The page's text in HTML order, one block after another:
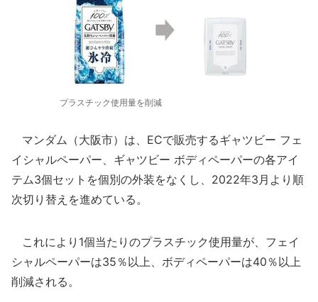
プラスチック使用量を削減
マンダム（大阪市）は、ECで販売するギャツビー フェ
イシャルペーパー、ギャツビー ボディペーパーの各アイ
テム3個セットを個別の外装をなくし、2022年3月より順
次切り替えを進めている。
これにより1個当たりのプラスチック使用量が、フェイ
シャルペーパーは35％以上、ボディペーパーは40％以上
削減される。